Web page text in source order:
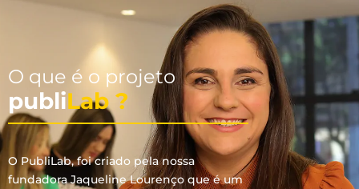
O que é o projeto
publiLab ?
O PubliLab, foi criado pela nossa
fundadora Jaqueline Lourenço que é um